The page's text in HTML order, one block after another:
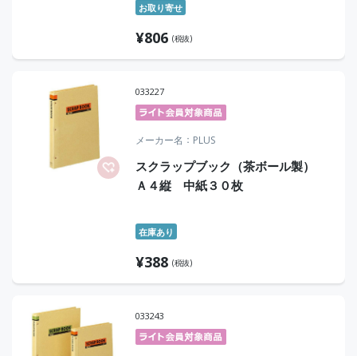
お取り寄せ
¥806 (税抜)
033227
メーカー名 PLUS
スクラップブック（茶ボール製）
Ａ４縦 中紙３０枚
在庫あり
¥388 (税抜)
033243